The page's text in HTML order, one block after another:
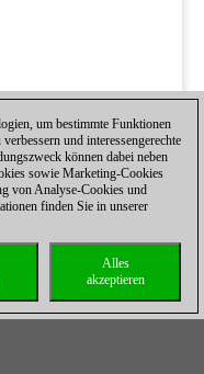
um bestimmte Funktionen
und interessengerechte
können dabei neben
sowie Marketing-Cookies
von Analyse-Cookies und
finden Sie in unserer
Alles
akzeptieren